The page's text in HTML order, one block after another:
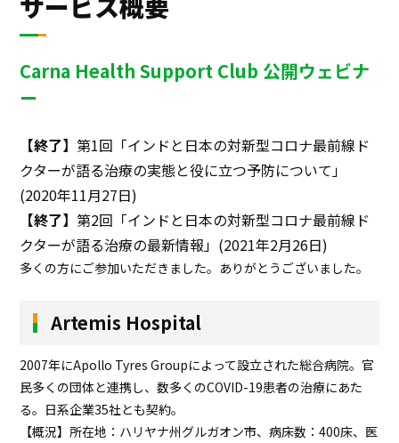
Carna Health Support Club 公開ウェビナ
ー
【終了】第1回「インドと日本の対新型コロナ最前線ド
クターが語る治療の実態と役に立つ予防について」
(2020年11月27日)
【終了】第2回「インドと日本の対新型コロナ最前線ド
クターが語る治療の最新情報」(2021年2月26日)
多くの方にご参加いただきました。ありがとうございました。
Artemis Hospital
2007年にApollo Tyres Groupによって設立された総合病院。官
民多くの団体と連携し、数多くのCOVID-19患者の治療にあた
る。日系企業35社とも契約。
【概況】所在地：ハリヤナ州グルガオン市、病床数：400床、医